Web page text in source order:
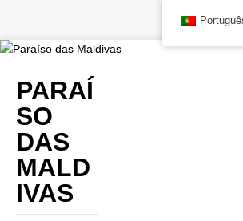
PARAÍ
SO
DAS
MALD
IVAS